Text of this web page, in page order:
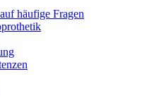
häufige Fragen